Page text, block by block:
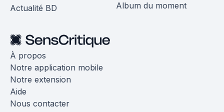
Actualité BD
Album du moment
À propos
Notre application mobile
Notre extension
Aide
Nous contacter